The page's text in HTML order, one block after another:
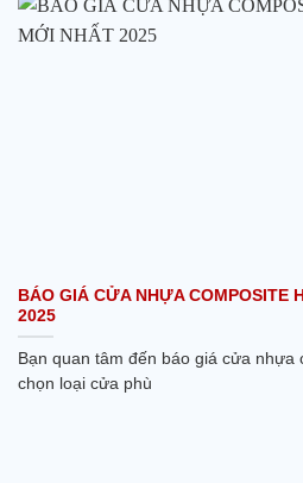
BÁO GIÁ CỬA NHỰA COMPOSITE
2025
Bạn quan tâm đến báo giá cửa nhựa
chọn loại cửa phù